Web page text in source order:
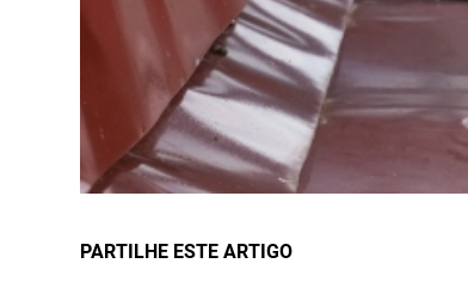
PARTILHE ESTE ARTIGO